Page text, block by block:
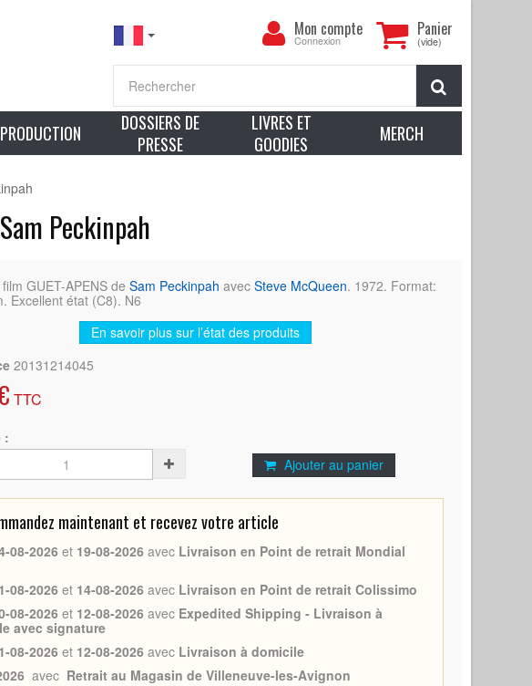
Panier
(vide)
Mon
compte
Mon compte
Connexion
PRODUCTION
DOSSIERS DE
PRESSE
LIVRES ET
GOODIES
MERCH
Peckinpah
GUET-APENS de Sam Peckinpah avec Steve McQueen. 1972. Format:
Excellent état (C8). N6
En savoir plus sur l’état des produits
20131214045
TTC
:
Ajouter au panier
maintenant et recevez votre article
08-2026et 19-08-2026 avec Livraison en Point de retrait Mondial
08-2026et 14-08-2026 avec Livraison en Point de retrait Colissimo
08-2026et 12-08-2026 avec Expedited Shipping - Livraison à
avec signature
08-2026et 12-08-2026 avec Livraison à domicile
avec Retrait au Magasin de Villeneuve-les-Avignon